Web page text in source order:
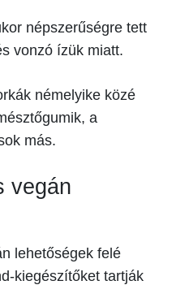
népszerűségre tett
vonzó ízük miatt.
némelyike közé
a
más.
vegán
lehetőségek felé
kiegészítőket tartják